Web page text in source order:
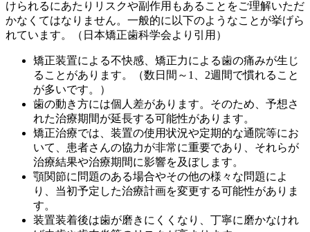
けられるにあたりリスクや副作用もあることをご理解いただ
かなくてはなりません。一般的に以下のようなことが挙げら
れています。（日本矯正歯科学会より引用）
矯正装置による不快感、矯正力による歯の痛みが生じ
ることがあります。（数日間～1、2週間で慣れること
が多いです。）
歯の動き方には個人差があります。そのため、予想さ
れた治療期間が延長する可能性があります。
矯正治療では、装置の使用状況や定期的な通院等にお
いて、患者さんの協力が非常に重要であり、それらが
治療結果や治療期間に影響を及ぼします。
顎関節に問題のある場合やその他の様々な問題によ
り、当初予定した治療計画を変更する可能性がありま
す。
装置装着後は歯が磨きにくくなり、丁寧に磨かなけれ